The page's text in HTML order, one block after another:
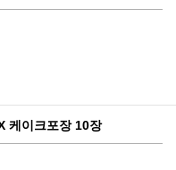
케이크포장 10장